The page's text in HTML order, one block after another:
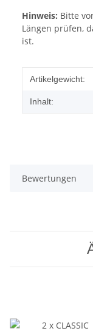
Hinweis: Bitte
Längen prüfen,
ist.
Wert
Artikelgewicht:
Inhalt:
Bewertungen